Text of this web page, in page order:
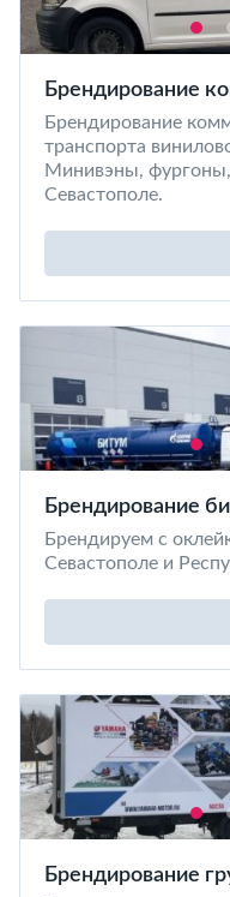
Брендирование
Брендирование
транспорта
Минивэны,
Севастополе.
Брендирование
Брендируем с
Севастополе и
Брендирование